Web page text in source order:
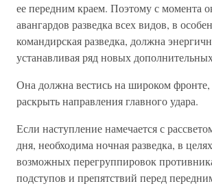
ее передним краем. Поэтому с момента
авангардов разведка всех видов, в
командирская разведка, должна
устанавливая ряд новых
Она должна вестись на широком
раскрыть направления главного удара.
Если наступление намечается с
дня, необходима ночная разведка, в
возможных перегруппировок
подступов и препятствий перед